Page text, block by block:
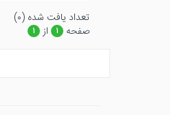
تعداد يافت شده (۰)
صفحه
۱ از ۱